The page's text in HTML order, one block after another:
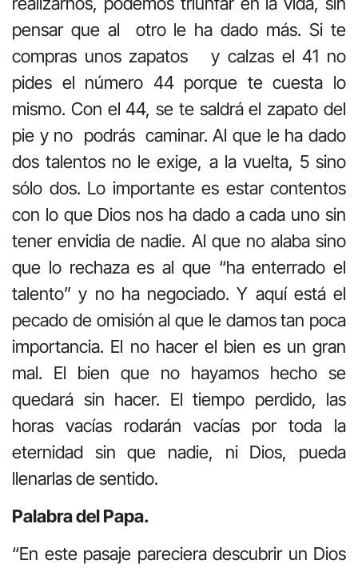
pensar que al otro le ha dado más. Si te
compras unos zapatos y calzas el 41 no
pides el número 44 porque te cuesta lo
mismo. Con el 44, se te saldrá el zapato del
pie y no podrás caminar. Al que le ha dado
dos talentos no le exige, a la vuelta, 5 sino
sólo dos. Lo importante es estar contentos
con lo que Dios nos ha dado a cada uno sin
tener envidia de nadie. Al que no alaba sino
que lo rechaza es al que “ha enterrado el
talento” y no ha negociado. Y aquí está el
pecado de omisión al que le damos tan poca
importancia. El no hacer el bien es un gran
mal. El bien que no hayamos hecho se
quedará sin hacer. El tiempo perdido, las
horas vacías rodarán vacías por toda la
eternidad sin que nadie, ni Dios, pueda
llenarlas de sentido.
Palabra del Papa.
“En este pasaje pareciera descubrir un Dios